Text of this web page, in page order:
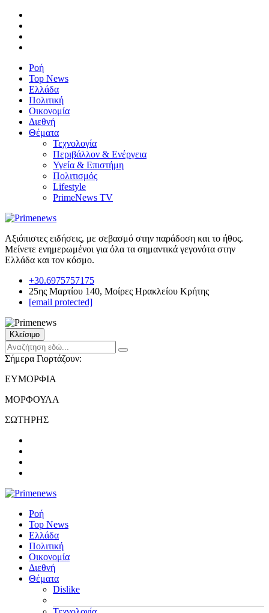
Ροή
Top News
Ελλάδα
Πολιτική
Οικονομία
Διεθνή
Θέματα
Τεχνολογία
Περιβάλλον & Ενέργεια
Υγεία & Επιστήμη
Πολιτισμός
Lifestyle
PrimeNews TV
Αξιόπιστες ειδήσεις, με σεβασμό στην παράδοση και το ήθος.
Μείνετε ενημερωμένοι για όλα τα σημαντικά γεγονότα στην
Ελλάδα και τον κόσμο.
+30.6975757175
25ης Μαρτίου 140, Μοίρες Ηρακλείου Κρήτης
[email protected]
Κλείσιμο
Σήμερα Γιορτάζουν:
ΕΥΜΟΡΦΙΑ
ΜΟΡΦΟΥΛΑ
ΣΩΤΗΡΗΣ
Ροή
Top News
Ελλάδα
Πολιτική
Οικονομία
Διεθνή
Θέματα
Dislike